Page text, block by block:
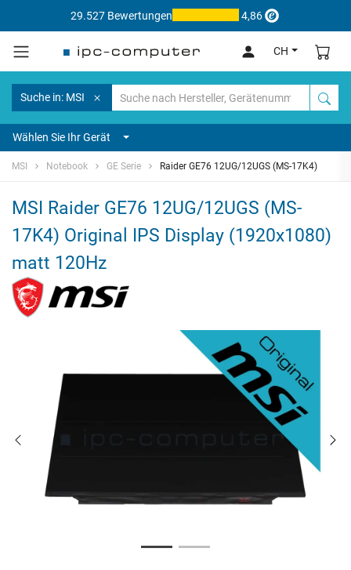
29.527 Bewertungen 4,86
CH
Suche in: MSI
Wählen Sie Ihr Gerät
MSI Notebook GE Serie Raider GE76 12UG/12UGS (MS-17K4)
MSI Raider GE76 12UG/12UGS (MS-
17K4) Original IPS Display (1920x1080)
matt 120Hz